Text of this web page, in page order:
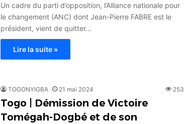
Un cadre du parti d’opposition, l’Alliance nationale pour
le changement (ANC) dont Jean-Pierre FABRE est le
président, vient de quitter…
Lire la suite »
TOGONYIGBA 21 mai 2024 253
Togo | Démission de Victoire
Tomégah-Dogbé et de son